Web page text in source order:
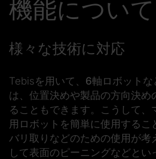
機能について
様々な技術に対応
Tebisを用いて、 6軸ロボット な
は、位置決めや製品の方向決め
ることもできます。こうして
用ロボットを簡単に使用するこ
バリ取りなどのための使用が考
して表面のピーニングなどとい